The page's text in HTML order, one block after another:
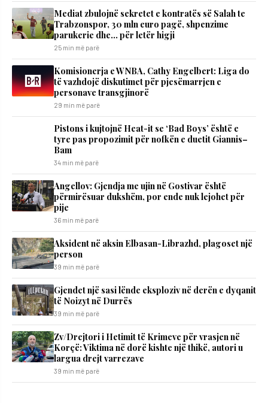
Mediat zbulojnë sekretet e kontratës së Salah te
Trabzonspor, 30 mln euro pagë, shpenzime
parukerie dhe… për letër higji
25 min më parë
Komisionerja e WNBA, Cathy Engelbert: Liga do
të vazhdojë diskutimet për pjesëmarrjen e
personave transgjinorë
29 min më parë
Pistons i kujtojnë Heat-it se ‘Bad Boys’ është e
tyre pas propozimit për nofkën e duetit Giannis–
Bam
34 min më parë
Angellov: Gjendja me ujin në Gostivar është
përmirësuar dukshëm, por ende nuk lejohet për
pije
36 min më parë
Aksident në aksin Elbasan-Librazhd, plagoset një
person
39 min më parë
Gjendet një sasi lënde eksploziv në derën e dyqanit
të Noizyt në Durrës
39 min më parë
Zv/Drejtori i Hetimit të Krimeve për vrasjen në
Korçë: Viktima në dorë kishte një thikë, autori u
largua drejt varrezave
39 min më parë